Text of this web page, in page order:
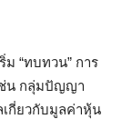
“ทบทวน” การ
ช่น กลุ่มปัญญา
เกี่ยวกับมูลค่าหุ้น